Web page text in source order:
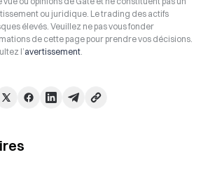
ou juridique. Le trading des actifs
élevés. Veuillez ne pas vous fonder
de cette page pour prendre vos décisions.
l’avertissement.